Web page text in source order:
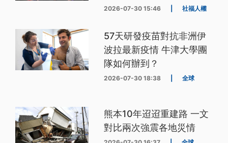
2026-07-30 15:46 社福人權
57天研發疫苗對抗非洲伊
波拉最新疫情 牛津大學團
隊如何辦到？
2026-07-30 18:38 全球
熊本10年迢迢重建路 一文
對比兩次強震各地災情